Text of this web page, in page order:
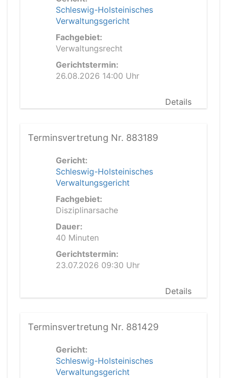
Schleswig-Holsteinisches
Verwaltungsgericht
Fachgebiet:
Verwaltungsrecht
Gerichtstermin:
26.08.2026 14:00 Uhr
Details
Terminsvertretung Nr. 883189
Gericht:
Schleswig-Holsteinisches
Verwaltungsgericht
Fachgebiet:
Disziplinarsache
Dauer:
40 Minuten
Gerichtstermin:
23.07.2026 09:30 Uhr
Details
Terminsvertretung Nr. 881429
Gericht:
Schleswig-Holsteinisches
Verwaltungsgericht